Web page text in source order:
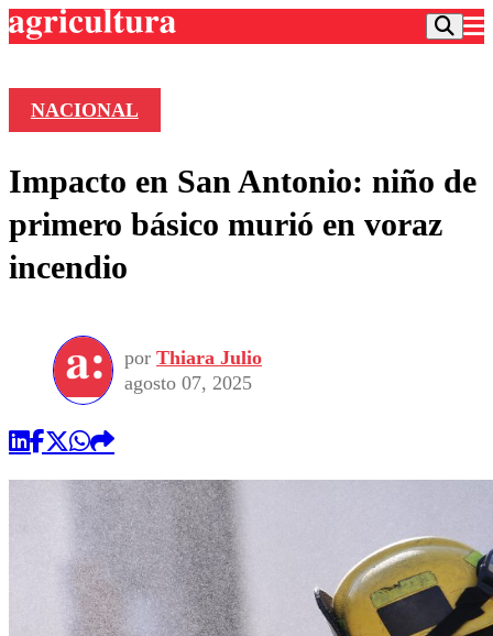
Frecuencias
Agricultura TV
Deportes
Colo Colo
Seleccion Chilena
Torneo Internacional
Universidad de Chile
Entretención
Economía
Internacional
Sustentabilidad
Publicaciones en medios
Opinión
NACIONAL
Impacto en San Antonio: niño de
primero básico murió en voraz
incendio
por Thiara Julio
agosto 07, 2025